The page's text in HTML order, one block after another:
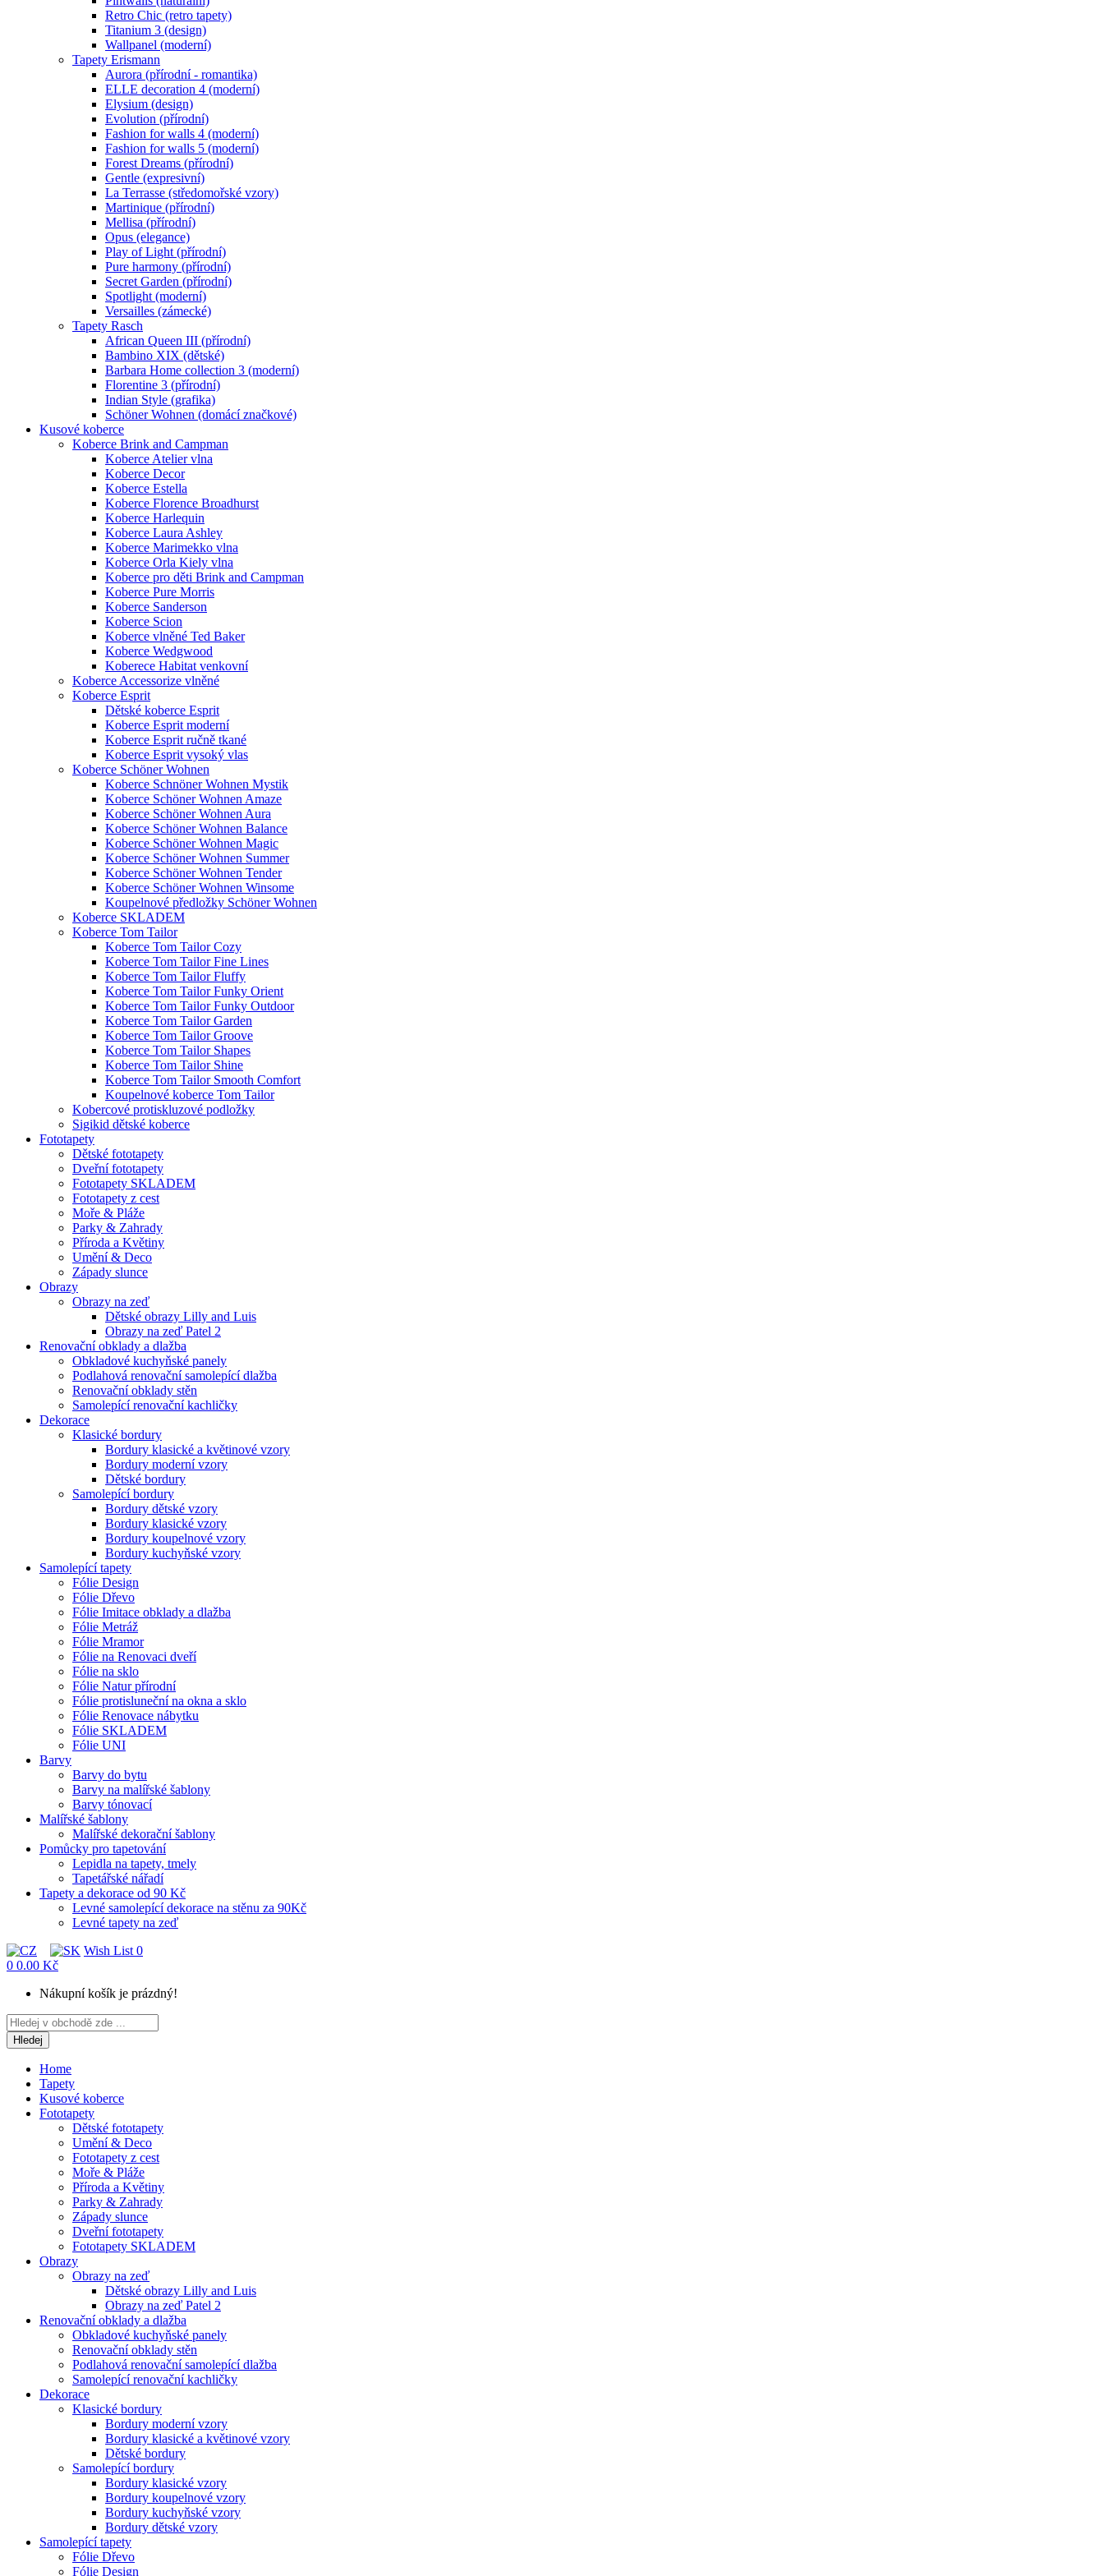
Retro Chic (retro tapety)
Titanium 3 (design)
Wallpanel (moderní)
Tapety Erismann
Aurora (přírodní - romantika)
ELLE decoration 4 (moderní)
Elysium (design)
Evolution (přírodní)
Fashion for walls 4 (moderní)
Fashion for walls 5 (moderní)
Forest Dreams (přírodní)
Gentle (expresivní)
La Terrasse (středomořské vzory)
Martinique (přírodní)
Mellisa (přírodní)
Opus (elegance)
Play of Light (přírodní)
Pure harmony (přírodní)
Secret Garden (přírodní)
Spotlight (moderní)
Versailles (zámecké)
Tapety Rasch
African Queen III (přírodní)
Bambino XIX (dětské)
Barbara Home collection 3 (moderní)
Florentine 3 (přírodní)
Indian Style (grafika)
Schöner Wohnen (domácí značkové)
Kusové koberce
Koberce Brink and Campman
Koberce Atelier vlna
Koberce Decor
Koberce Estella
Koberce Florence Broadhurst
Koberce Harlequin
Koberce Laura Ashley
Koberce Marimekko vlna
Koberce Orla Kiely vlna
Koberce pro děti Brink and Campman
Koberce Pure Morris
Koberce Sanderson
Koberce Scion
Koberce vlněné Ted Baker
Koberce Wedgwood
Koberece Habitat venkovní
Koberce Accessorize vlněné
Koberce Esprit
Dětské koberce Esprit
Koberce Esprit moderní
Koberce Esprit ručně tkané
Koberce Esprit vysoký vlas
Koberce Schöner Wohnen
Koberce Schnöner Wohnen Mystik
Koberce Schöner Wohnen Amaze
Koberce Schöner Wohnen Aura
Koberce Schöner Wohnen Balance
Koberce Schöner Wohnen Magic
Koberce Schöner Wohnen Summer
Koberce Schöner Wohnen Tender
Koberce Schöner Wohnen Winsome
Koupelnové předložky Schöner Wohnen
Koberce SKLADEM
Koberce Tom Tailor
Koberce Tom Tailor Cozy
Koberce Tom Tailor Fine Lines
Koberce Tom Tailor Fluffy
Koberce Tom Tailor Funky Orient
Koberce Tom Tailor Funky Outdoor
Koberce Tom Tailor Garden
Koberce Tom Tailor Groove
Koberce Tom Tailor Shapes
Koberce Tom Tailor Shine
Koberce Tom Tailor Smooth Comfort
Koupelnové koberce Tom Tailor
Kobercové protiskluzové podložky
Sigikid dětské koberce
Fototapety
Dětské fototapety
Dveřní fototapety
Fototapety SKLADEM
Fototapety z cest
Moře & Pláže
Parky & Zahrady
Příroda a Květiny
Umění & Deco
Západy slunce
Obrazy
Obrazy na zeď
Dětské obrazy Lilly and Luis
Obrazy na zeď Patel 2
Renovační obklady a dlažba
Obkladové kuchyňské panely
Podlahová renovační samolepící dlažba
Renovační obklady stěn
Samolepící renovační kachličky
Dekorace
Klasické bordury
Bordury klasické a květinové vzory
Bordury moderní vzory
Dětské bordury
Samolepící bordury
Bordury dětské vzory
Bordury klasické vzory
Bordury koupelnové vzory
Bordury kuchyňské vzory
Samolepící tapety
Fólie Design
Fólie Dřevo
Fólie Imitace obklady a dlažba
Fólie Metráž
Fólie Mramor
Fólie na Renovaci dveří
Fólie na sklo
Fólie Natur přírodní
Fólie protisluneční na okna a sklo
Fólie Renovace nábytku
Fólie SKLADEM
Fólie UNI
Barvy
Barvy do bytu
Barvy na malířské šablony
Barvy tónovací
Malířské šablony
Malířské dekorační šablony
Pomůcky pro tapetování
Lepidla na tapety, tmely
Tapetářské nářadí
Tapety a dekorace od 90 Kč
Levné samolepící dekorace na stěnu za 90Kč
Levné tapety na zeď
Wish List 0
0 0.00 Kč
Nákupní košík je prázdný!
Hledej
Home
Tapety
Kusové koberce
Fototapety
Dětské fototapety
Umění & Deco
Fototapety z cest
Moře & Pláže
Příroda a Květiny
Parky & Zahrady
Západy slunce
Dveřní fototapety
Fototapety SKLADEM
Obrazy
Obrazy na zeď
Dětské obrazy Lilly and Luis
Obrazy na zeď Patel 2
Renovační obklady a dlažba
Obkladové kuchyňské panely
Renovační obklady stěn
Podlahová renovační samolepící dlažba
Samolepící renovační kachličky
Dekorace
Klasické bordury
Bordury moderní vzory
Bordury klasické a květinové vzory
Dětské bordury
Samolepící bordury
Bordury klasické vzory
Bordury koupelnové vzory
Bordury kuchyňské vzory
Bordury dětské vzory
Samolepící tapety
Fólie Dřevo
Fólie Design